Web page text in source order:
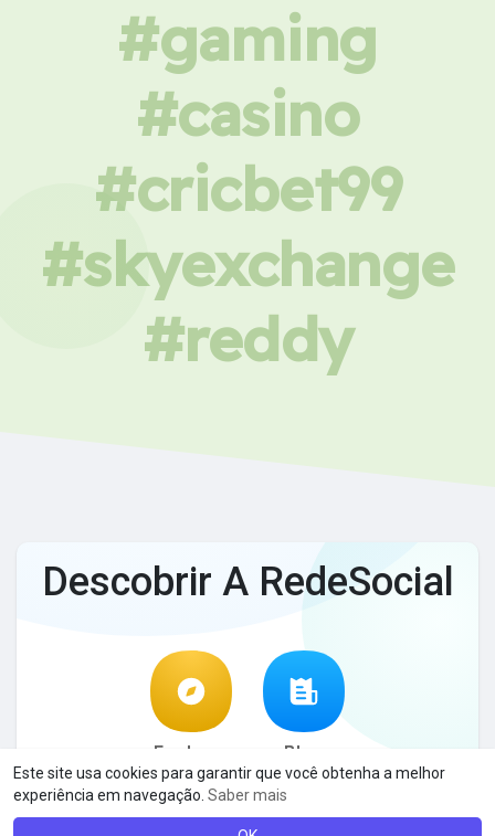
Este site usa cookies para garantir que você obtenha a melhor
experiência em navegação. Saber mais
#gaming
#casino
#cricbet99
#skyexchange
#reddy
Descobrir A RedeSocial
Explorar Blog
· · ·